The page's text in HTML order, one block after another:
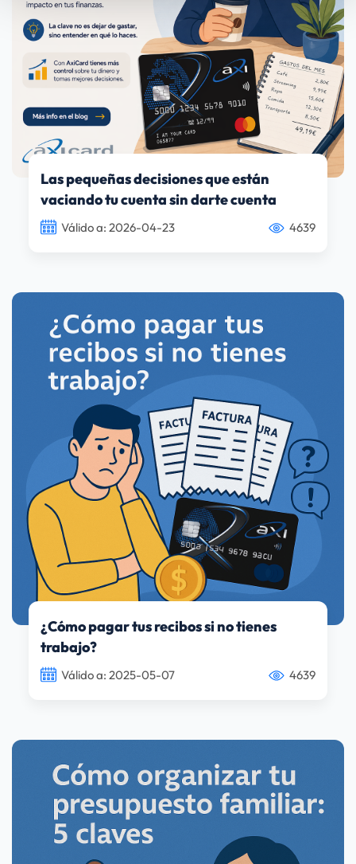
datos personales y establezca sus preferencias en la
sección de datos. Puede cambiar o retirar su
consentimiento en cualquier momento en la Declaración
de cookies.
Utilizamos cookies propias y de terceros (y tecnologías
similares) para mejorar tu experiencia en nuestra web.
Las cookies te permiten disfrutar de ciertas
funcionalidades, compartir contenidos en redes sociales
(en Facebook, Instagram, etc.) y personalizar mensajes
y anuncios según tus intereses (en nuestra web o en
webs de terceros). También nos ayudan a entender cómo
nuestra web está siendo utilizada. Para saber más visita
que hacemos de las cookies. Al hacer clic en "Rechazar"
no podrás acceder a otras páginas de Axi Card.
de Privacidad.
Las pequeñas decisiones que están
vaciando tu cuenta sin darte cuenta
Válido a: 2026-04-23 4639
¿Cómo pagar tus recibos si no tienes
trabajo?
Válido a: 2025-05-07 4639